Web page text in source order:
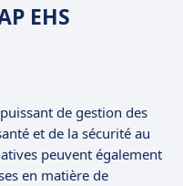
EHS
de gestion des
et de la sécurité au
peuvent également
en matière de